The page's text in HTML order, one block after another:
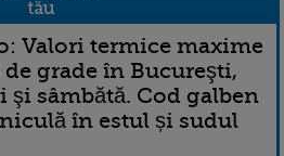
Valori termice maxime
de grade în Bucureşti,
şi sâmbătă. Cod galben
în estul și sudul